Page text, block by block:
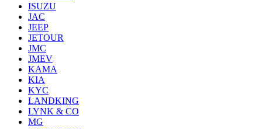
ISUZU
JAC
JEEP
JETOUR
JMC
JMEV
KAMA
KIA
KYC
LANDKING
LYNK & CO
MG